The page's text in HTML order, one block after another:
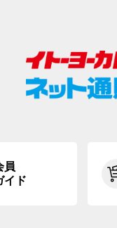
員
イド